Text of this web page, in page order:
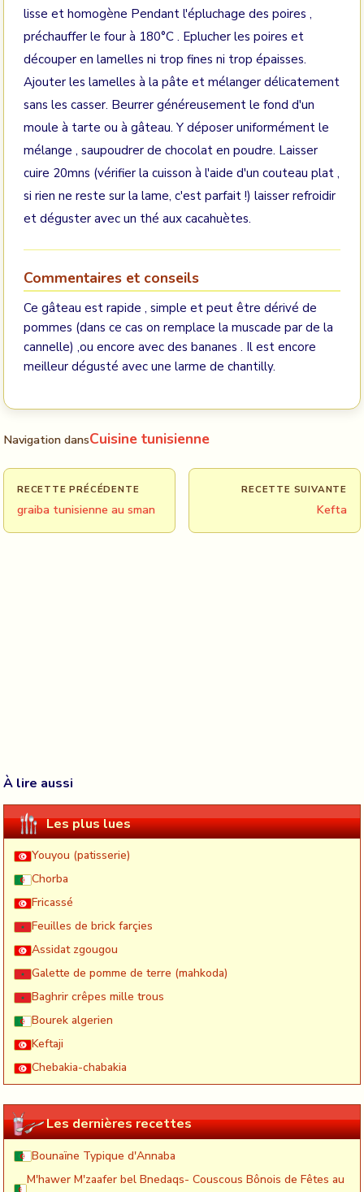
lisse et homogène Pendant l'épluchage des poires ,
préchauffer le four à 180°C . Eplucher les poires et
découper en lamelles ni trop fines ni trop épaisses.
Ajouter les lamelles à la pâte et mélanger délicatement
sans les casser. Beurrer généreusement le fond d'un
moule à tarte ou à gâteau. Y déposer uniformément le
mélange , saupoudrer de chocolat en poudre. Laisser
cuire 20mns (vérifier la cuisson à l'aide d'un couteau plat ,
si rien ne reste sur la lame, c'est parfait !) laisser refroidir
et déguster avec un thé aux cacahuètes.
Commentaires et conseils
Ce gâteau est rapide , simple et peut être dérivé de
pommes (dans ce cas on remplace la muscade par de la
cannelle) ,ou encore avec des bananes . Il est encore
meilleur dégusté avec une larme de chantilly.
Navigation dansCuisine tunisienne
RECETTE PRÉCÉDENTE
graiba tunisienne au sman
RECETTE SUIVANTE
Kefta
À lire aussi
Les plus lues
Youyou (patisserie)
Chorba
Fricassé
Feuilles de brick farçies
Assidat zgougou
Galette de pomme de terre (mahkoda)
Baghrir crêpes mille trous
Bourek algerien
Keftaji
Chebakia-chabakia
Les dernières recettes
Bounaïne Typique d'Annaba
M'hawer M'zaafer bel Bnedaqs- Couscous Bônois de Fêtes au